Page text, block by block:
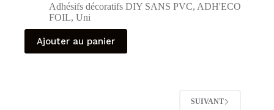
Adhésifs décoratifs DIY SANS PVC, ADH'ECO
FOIL, Uni
Ajouter au panier
SUIVANT